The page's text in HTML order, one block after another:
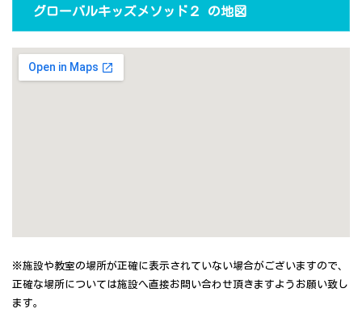
グローバルキッズメソッド２ の地図
※施設や教室の場所が正確に表示されていない場合がございますので、
正確な場所については施設へ直接お問い合わせ頂きますようお願い致し
ます。